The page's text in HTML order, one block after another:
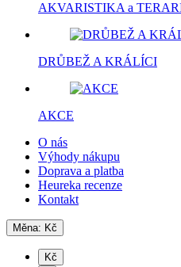
AKVARISTIKA a
DRŮBEŽ A KRÁLÍCI
AKCE
O nás
Výhody nákupu
Doprava a platba
Heureka recenze
Kontakt
Měna: Kč
Kč